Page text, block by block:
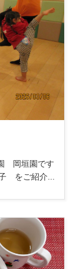
岡垣園です
をご紹介...